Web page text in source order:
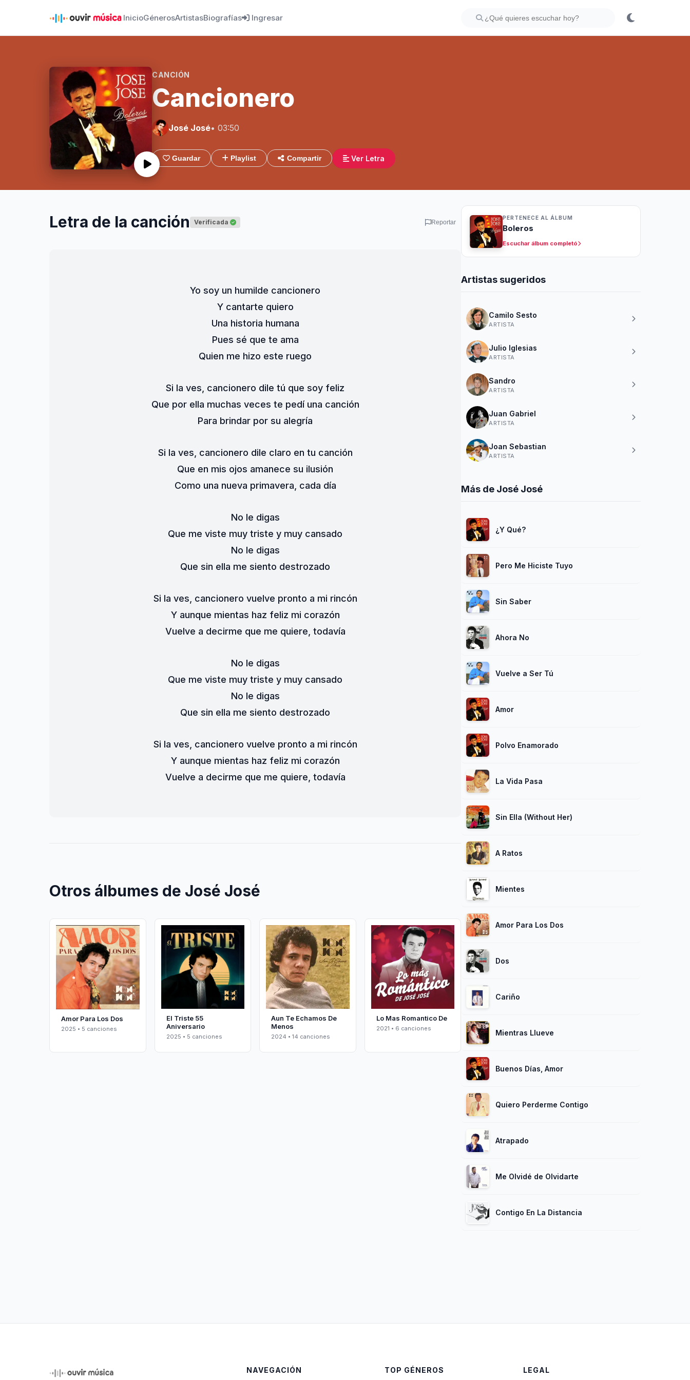
InicioGénerosArtistasBiografías Ingresar
CANCIÓN
Cancionero
José José• 03:50
Guardar Playlist Compartir Ver Letra
Letra de la canción Verificada Reportar
Yo soy un humilde cancionero
Y cantarte quiero
Una historia humana
Pues sé que te ama
Quien me hizo este ruego
Si la ves, cancionero dile tú que soy feliz
Que por ella muchas veces te pedí una canción
Para brindar por su alegría
Si la ves, cancionero dile claro en tu canción
Que en mis ojos amanece su ilusión
Como una nueva primavera, cada día
No le digas
Que me viste muy triste y muy cansado
No le digas
Que sin ella me siento destrozado
Si la ves, cancionero vuelve pronto a mi rincón
Y aunque mientas haz feliz mi corazón
Vuelve a decirme que me quiere, todavía
No le digas
Que me viste muy triste y muy cansado
No le digas
Que sin ella me siento destrozado
Si la ves, cancionero vuelve pronto a mi rincón
Y aunque mientas haz feliz mi corazón
Vuelve a decirme que me quiere, todavía
Otros álbumes de José José
Amor Para Los Dos
2025 • 5 canciones
El Triste 55
Aniversario
2025 • 5 canciones
Aun Te Echamos De
Menos
2024 • 14 canciones
Lo Mas Romantico De
2021 • 6 canciones
PERTENECE AL ÁLBUM
Boleros
Escuchar álbum completó
Artistas sugeridos
Camilo Sesto
ARTISTA
Julio Iglesias
ARTISTA
Sandro
ARTISTA
Juan Gabriel
ARTISTA
Joan Sebastian
ARTISTA
Más de José José
¿Y Qué?
Pero Me Hiciste Tuyo
Sin Saber
Ahora No
Vuelve a Ser Tú
Amor
Polvo Enamorado
La Vida Pasa
Sin Ella (Without Her)
A Ratos
Mientes
Amor Para Los Dos
Dos
Cariño
Mientras Llueve
Buenos Días, Amor
Quiero Perderme Contigo
Atrapado
Me Olvidé de Olvidarte
Contigo En La Distancia
NAVEGACIÓN TOP GÉNEROS LEGAL